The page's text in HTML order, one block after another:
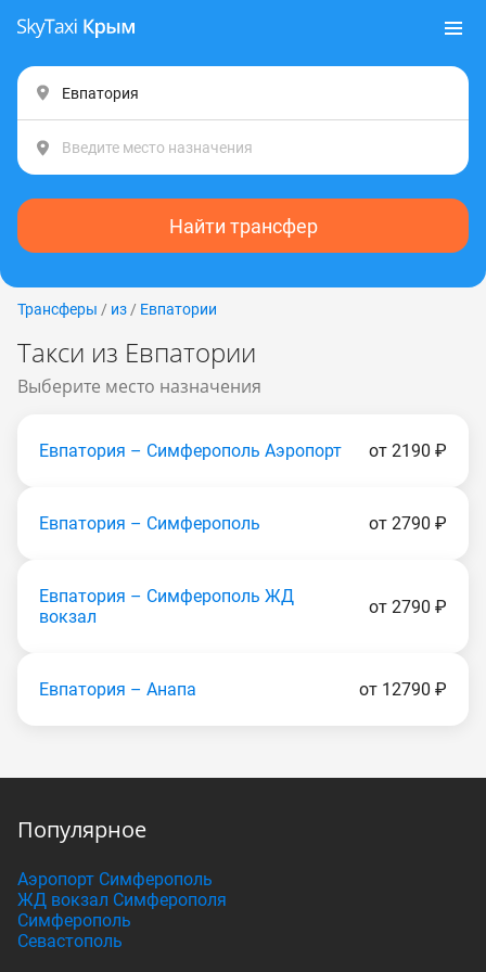
Найти трансфер
Трансферы / из / Евпатории
Такси из Евпатории
Выберите место назначения
Евпатория – Симферополь Аэропорт от 2190 ₽
Евпатория – Симферополь от 2790 ₽
Евпатория – Симферополь ЖД
вокзал
от 2790 ₽
Евпатория – Анапа от 12790 ₽
Популярное
Аэропорт Симферополь
ЖД вокзал Симферополя
Симферополь
Севастополь